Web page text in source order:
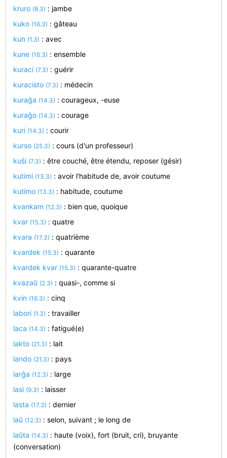
kruro (8.3) : jambe
kuko (16.3) : gâteau
kun (1.3) : avec
kune (16.3) : ensemble
kuraci (7.3) : guérir
kuracisto (7.3) : médecin
kuraĝa (14.3) : courageux, -euse
kuraĝo (14.3) : courage
kuri (14.3) : courir
kurso (25.3) : cours (d'un professeur)
kuŝi (7.3) : être couché, être étendu, reposer (gésir)
kutimi (13.3) : avoir l'habitude de, avoir coutume
kutimo (13.3) : habitude, coutume
kvankam (12.3) : bien que, quoique
kvar (15.3) : quatre
kvara (17.3) : quatrième
kvardek (15.3) : quarante
kvardek kvar (15.3) : quarante-quatre
kvazaŭ (2.3) : quasi-, comme si
kvin (16.3) : cinq
labori (1.3) : travailler
laca (14.3) : fatigué(e)
lakto (21.3) : lait
lando (21.3) : pays
larĝa (12.3) : large
lasi (9.3) : laisser
lasta (17.3) : dernier
laŭ (12.3) : selon, suivant ; le long de
laŭta (14.3) : haute (voix), fort (bruit, cri), bruyante
(conversation)